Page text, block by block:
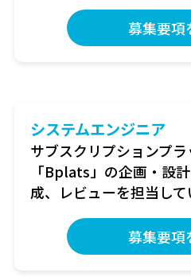
募集要項
システムエンジニア
サブスクリプションプ
「Bplats」の企画・設
成、レビューを担当して
募集要項